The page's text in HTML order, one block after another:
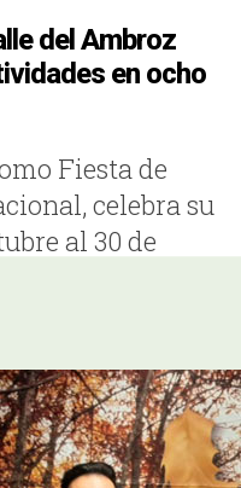
del Ambroz
en ocho
Fiesta de
celebra su
al 30 de